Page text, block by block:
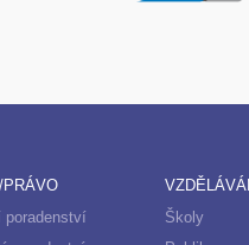
PRÁVO
poradenství
Školy